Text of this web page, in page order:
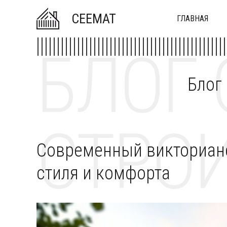
CEEMAT ГЛАВНАЯ
БЛОГ
Современный
стиля и комфорта